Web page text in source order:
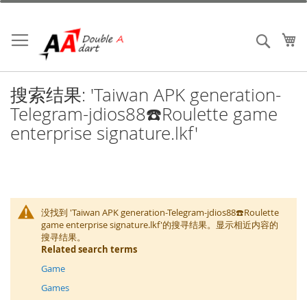
跳
内
容
搜索
搜索结果: 'Taiwan APK generation-
Telegram-jdios88☎️Roulette game
enterprise signature.lkf'
没找到 'Taiwan APK generation-Telegram-jdios88☎️Roulette
game enterprise signature.lkf'的搜寻结果。显示相近内容的
搜寻结果。
Related search terms
Game
Games